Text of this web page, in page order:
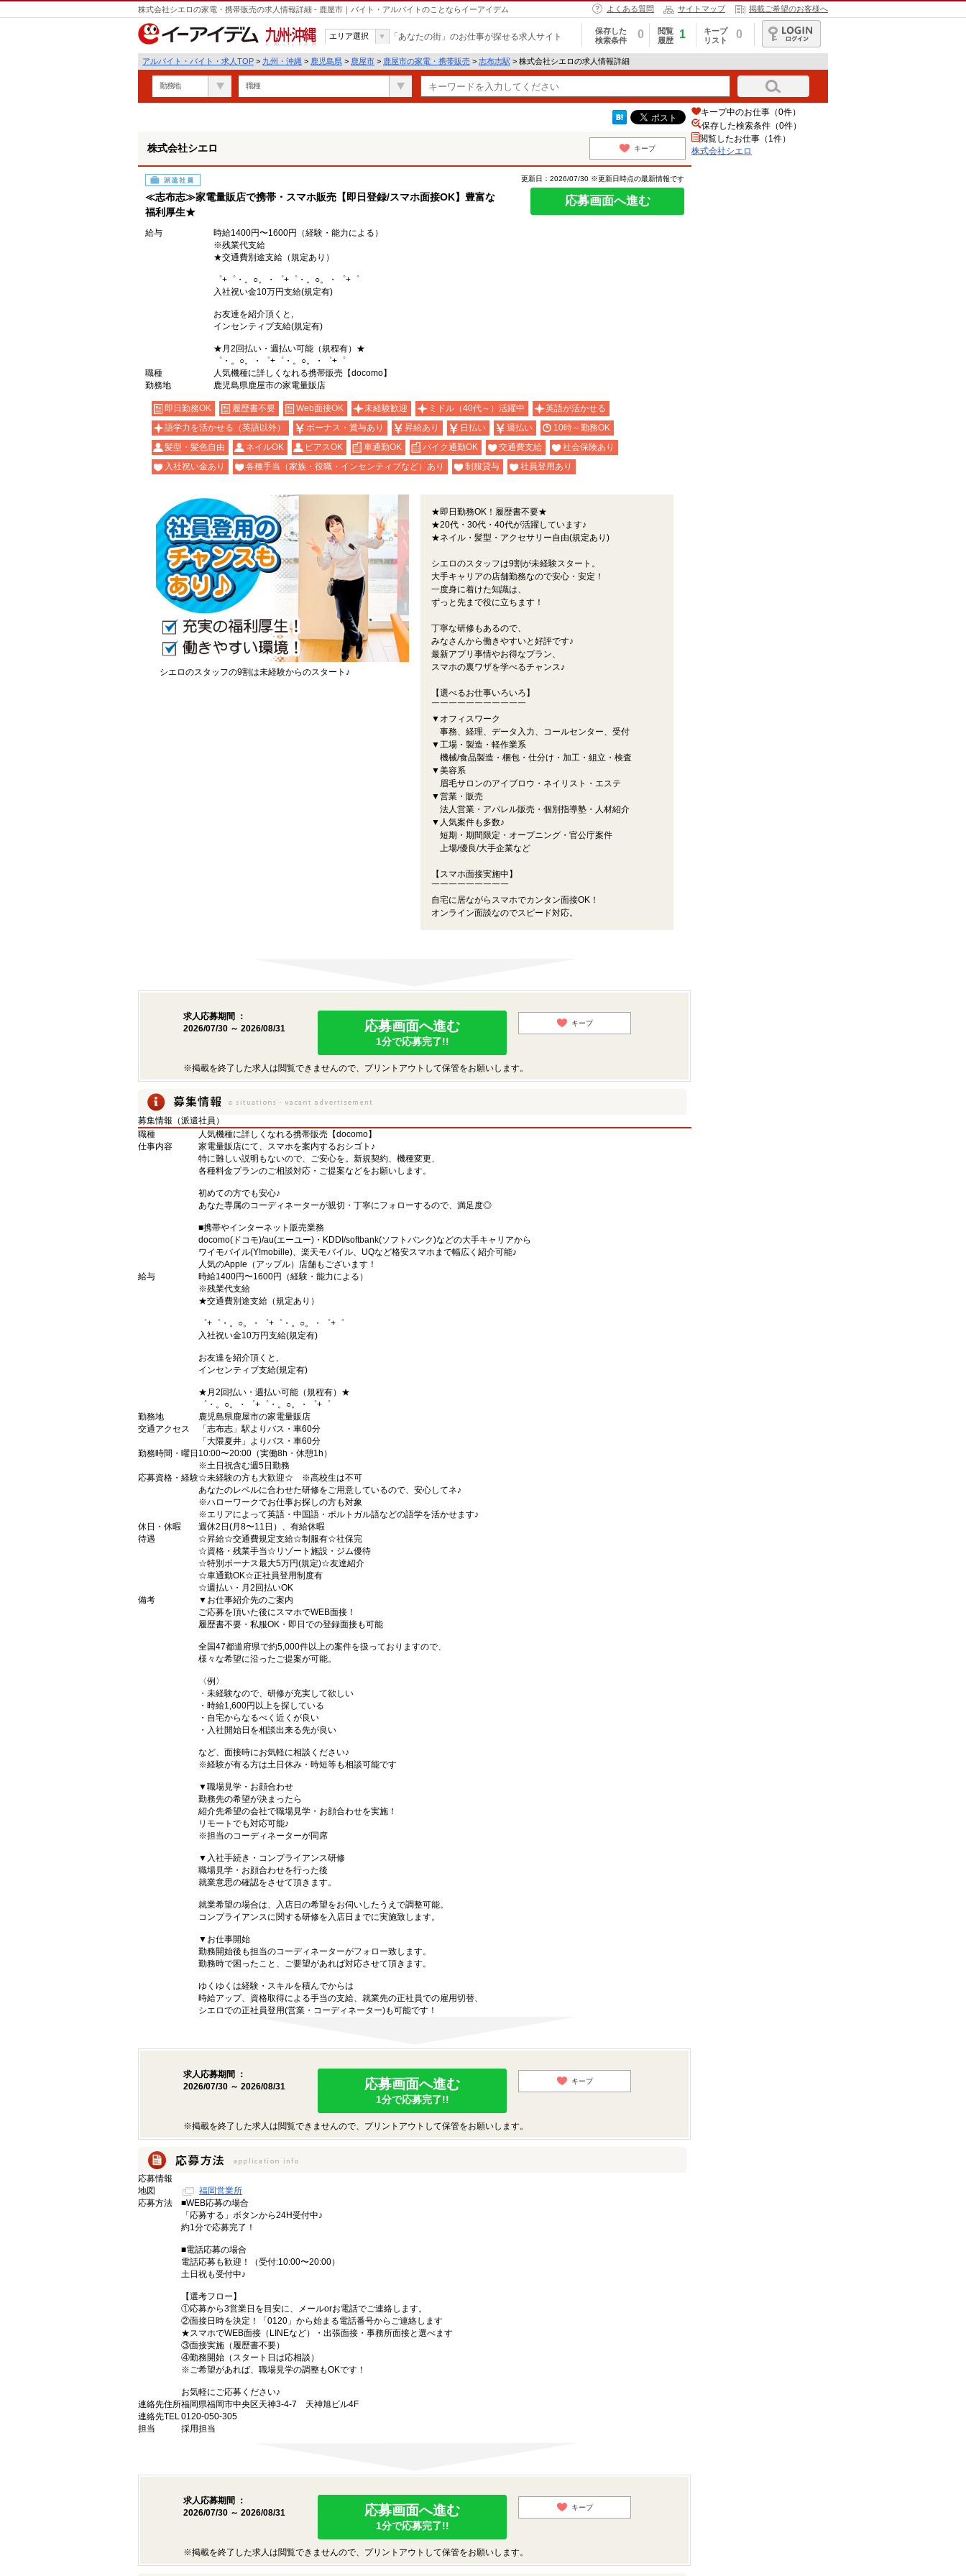
株式会社シエロの家電・携帯販売の求人情報詳細 - 鹿屋市｜バイト・アルバイトのことならイーアイデム よくある質問 サイトマップ 掲載ご希望のお客様へ
九州・沖縄
エリア選択 「あなたの街」のお仕事が探せる求人サイト
保存した
検索条件
0
閲覧
履歴
1
キープ
リスト
0
ログイン
アルバイト・バイト・求人TOP > 九州・沖縄 > 鹿児島県 > 鹿屋市 > 鹿屋市の家電・携帯販売 > 志布志駅 > 株式会社シエロの求人情報詳細
勤務地 職種
株式会社シエロ キープ
派遣社員
≪志布志≫家電量販店で携帯・スマホ販売【即日登録/スマホ面接OK】豊富な
福利厚生★
更新日：2026/07/30 ※更新日時点の最新情報です
応募画面へ進む
給与
時給1400円〜1600円（経験・能力による）
※残業代支給
★交通費別途支給（規定あり）
゜+゜・。○。・゜+゜・。○。・゜+゜
入社祝い金10万円支給(規定有)
お友達を紹介頂くと,
インセンティブ支給(規定有)
★月2回払い・週払い可能（規程有）★
゜・。○。・゜+゜・。○。・゜+゜
職種
人気機種に詳しくなれる携帯販売【docomo】
勤務地
鹿児島県鹿屋市の家電量販店
即日勤務OK 履歴書不要 Web面接OK 未経験歓迎 ミドル（40代～）活躍中
英語が活かせる
語学力を活かせる（英語以外）
ボーナス・賞与あり 昇給あり 日払い 週払い
10時～勤務OK
髪型・髪色自由
ネイルOK ピアスOK 車通勤OK バイク通勤OK 交通費支給
社会保険あり
入社祝い金あり
各種手当（家族・役職・インセンティブなど）あり 制服貸与 社員登用あり
シエロのスタッフの9割は未経験からのスタート♪
★即日勤務OK！履歴書不要★
★20代・30代・40代が活躍しています♪
★ネイル・髪型・アクセサリー自由(規定あり)
シエロのスタッフは9割が未経験スタート。
大手キャリアの店舗勤務なので安心・安定！
一度身に着けた知識は、
ずっと先まで役に立ちます！
丁寧な研修もあるので、
みなさんから働きやすいと好評です♪
最新アプリ事情やお得なプラン、
スマホの裏ワザを学べるチャンス♪
【選べるお仕事いろいろ】
￣￣￣￣￣￣￣￣￣￣￣
▼オフィスワーク
事務、経理、データ入力、コールセンター、受付
▼工場・製造・軽作業系
機械/食品製造・梱包・仕分け・加工・組立・検査
▼美容系
眉毛サロンのアイブロウ・ネイリスト・エステ
▼営業・販売
法人営業・アパレル販売・個別指導塾・人材紹介
▼人気案件も多数♪
短期・期間限定・オープニング・官公庁案件
上場/優良/大手企業など
【スマホ面接実施中】
￣￣￣￣￣￣￣￣￣
自宅に居ながらスマホでカンタン面接OK！
オンライン面談なのでスピード対応。
求人応募期間 ：
2026/07/30 ～ 2026/08/31
応募画面へ進む
1分で応募完了!!
キープ
※掲載を終了した求人は閲覧できませんので、プリントアウトして保管をお願いします。
募集情報（派遣社員）
職種
人気機種に詳しくなれる携帯販売【docomo】
仕事内容
家電量販店にて、スマホを案内するおシゴト♪
特に難しい説明もないので、ご安心を。新規契約、機種変更、
各種料金プランのご相談対応・ご提案などをお願いします。
初めての方でも安心♪
あなた専属のコーディネーターが親切・丁寧にフォローするので、満足度◎
■携帯やインターネット販売業務
docomo(ドコモ)/au(エーユー)・KDDI/softbank(ソフトバンク)などの大手キャリアから
ワイモバイル(Y!mobille)、楽天モバイル、UQなど格安スマホまで幅広く紹介可能♪
人気のApple（アップル）店舗もございます！
給与
時給1400円〜1600円（経験・能力による）
※残業代支給
★交通費別途支給（規定あり）
゜+゜・。○。・゜+゜・。○。・゜+゜
入社祝い金10万円支給(規定有)
お友達を紹介頂くと,
インセンティブ支給(規定有)
★月2回払い・週払い可能（規程有）★
゜・。○。・゜+゜・。○。・゜+゜
勤務地
鹿児島県鹿屋市の家電量販店
交通アクセス
「志布志」駅よりバス・車60分
「大隈夏井」よりバス・車60分
勤務時間・曜日 10:00〜20:00（実働8h・休憩1h）
※土日祝含む週5日勤務
応募資格・経験☆未経験の方も大歓迎☆ ※高校生は不可
あなたのレベルに合わせた研修をご用意しているので、安心してネ♪
※ハローワークでお仕事お探しの方も対象
※エリアによって英語・中国語・ポルトガル語などの語学を活かせます♪
休日・休暇
週休2日(月8〜11日）、有給休暇
待遇
☆昇給☆交通費規定支給☆制服有☆社保完
☆資格・残業手当☆リゾート施設・ジム優待
☆特別ボーナス最大5万円(規定)☆友達紹介
☆車通勤OK☆正社員登用制度有
☆週払い・月2回払いOK
備考
▼お仕事紹介先のご案内
ご応募を頂いた後にスマホでWEB面接！
履歴書不要・私服OK・即日での登録面接も可能
全国47都道府県で約5,000件以上の案件を扱っておりますので、
様々な希望に沿ったご提案が可能。
〈例〉
・未経験なので、研修が充実して欲しい
・時給1,600円以上を探している
・自宅からなるべく近くが良い
・入社開始日を相談出来る先が良い
など、面接時にお気軽に相談ください♪
※経験が有る方は土日休み・時短等も相談可能です
▼職場見学・お顔合わせ
勤務先の希望が決まったら
紹介先希望の会社で職場見学・お顔合わせを実施！
リモートでも対応可能♪
※担当のコーディネーターが同席
▼入社手続き・コンプライアンス研修
職場見学・お顔合わせを行った後
就業意思の確認をさせて頂きます。
就業希望の場合は、入店日の希望をお伺いしたうえで調整可能。
コンプライアンスに関する研修を入店日までに実施致します。
▼お仕事開始
勤務開始後も担当のコーディネーターがフォロー致します。
勤務時で困ったこと、ご要望があれば対応させて頂きます。
ゆくゆくは経験・スキルを積んでからは
時給アップ、資格取得による手当の支給、就業先の正社員での雇用切替、
シエロでの正社員登用(営業・コーディネーター)も可能です！
求人応募期間 ：
2026/07/30 ～ 2026/08/31
応募画面へ進む
1分で応募完了!!
キープ
※掲載を終了した求人は閲覧できませんので、プリントアウトして保管をお願いします。
応募情報
地図
福岡営業所
応募方法
■WEB応募の場合
「応募する」ボタンから24H受付中♪
約1分で応募完了！
■電話応募の場合
電話応募も歓迎！（受付:10:00〜20:00）
土日祝も受付中♪
【選考フロー】
①応募から3営業日を目安に、メールorお電話でご連絡します。
②面接日時を決定！「0120」から始まる電話番号からご連絡します
★スマホでWEB面接（LINEなど）・出張面接・事務所面接と選べます
③面接実施（履歴書不要）
④勤務開始（スタート日は応相談）
※ご希望があれば、職場見学の調整もOKです！
お気軽にご応募ください♪
連絡先住所福岡県福岡市中央区天神3-4-7 天神旭ビル4F
連絡先TEL0120-050-305
担当
採用担当
求人応募期間 ：
2026/07/30 ～ 2026/08/31
応募画面へ進む
1分で応募完了!!
キープ
※掲載を終了した求人は閲覧できませんので、プリントアウトして保管をお願いします。
キープ中のお仕事（0件）
保存した検索条件（0件）
閲覧したお仕事（1件）
株式会社シエロ